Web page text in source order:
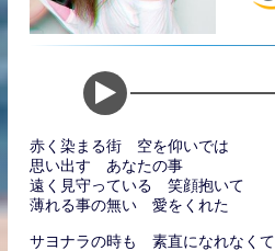
赤く染まる街 空を仰いでは
思い出す あなたの事
遠く見守っている 笑顔抱いて
薄れる事の無い 愛をくれた
サヨナラの時も 素直になれなくて